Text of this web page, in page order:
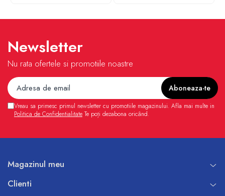
Newsletter
Nu rata ofertele si promotiile noastre
Vreau sa primesc primul newsletter cu promotiile magazinului. Afla mai multe in
Politica de Confidentialitate Te poți dezabona oricând.
Magazinul meu
Clienti